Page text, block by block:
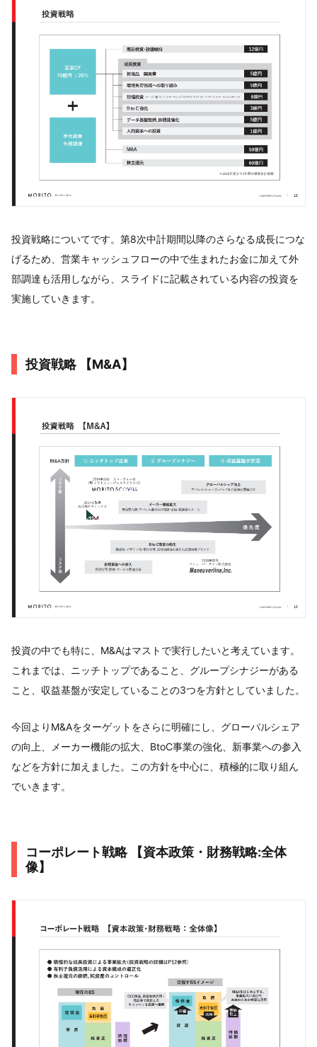
投資戦略についてです。第8次中計期間以降のさらなる成長につな
げるため、営業キャッシュフローの中で生まれたお金に加えて外
部調達も活用しながら、スライドに記載されている内容の投資を
実施していきます。
投資戦略 【M&A】
投資の中でも特に、M&Aはマストで実行したいと考えています。
これまでは、ニッチトップであること、グループシナジーがある
こと、収益基盤が安定していることの3つを方針としていました。
今回よりM&Aをターゲットをさらに明確にし、グローバルシェア
の向上、メーカー機能の拡大、BtoC事業の強化、新事業への参入
などを方針に加えました。この方針を中心に、積極的に取り組ん
でいきます。
コーポレート戦略 【資本政策・財務戦略:全体
像】